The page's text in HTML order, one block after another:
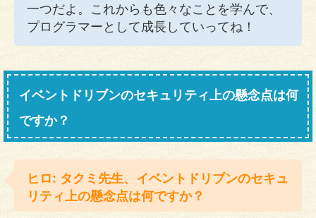
一つだよ。これからも色々なことを学んで、
プログラマーとして成長していってね！
イベントドリブンのセキュリティ上の懸念点は何
ですか？
ヒロ: タクミ先生、イベントドリブンのセキュ
リティ上の懸念点は何ですか？